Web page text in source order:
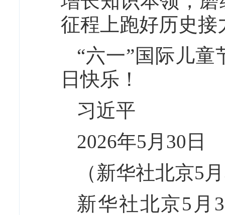
征程上跑好历史接
“六一”国际儿
日快乐！
习近平
2026年5月30日
（新华社北京5
新华社北京5月